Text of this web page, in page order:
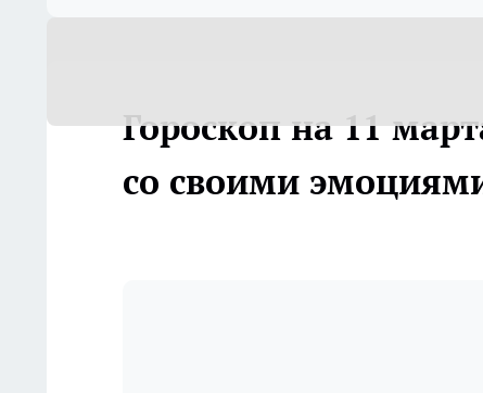
Гороскоп на 11
со своими